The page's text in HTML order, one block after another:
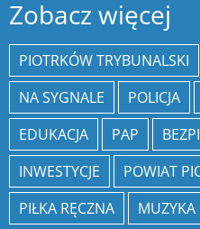
Zobacz więcej
PIOTRKÓW TRYBUNALSKI
NA SYGNALE
POLICJA
EDUKACJA
PAP
INWESTYCJE
POWIAT
PIŁKA RĘCZNA
MUZYKA